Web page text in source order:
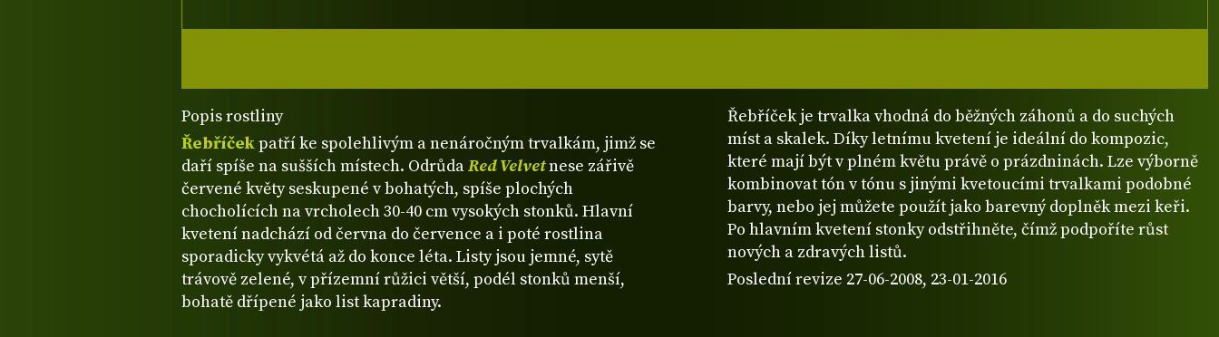
Popis rostliny
Řebříčekpatří ke spolehlivým a nenáročným trvalkám, jimž se
daří spíše na sušších místech. OdrůdaRed Velvetnese zářivě
červené květy seskupené v bohatých, spíše plochých
chocholících na vrcholech 30-40 cm vysokých stonků. Hlavní
kvetení nadchází od června do července a i poté rostlina
sporadicky vykvétá až do konce léta. Listy jsou jemné, sytě
trávově zelené, v přízemní růžici větší, podél stonků menší,
bohatě dřípené jako list kapradiny.
Řebříček je trvalka vhodná do běžných záhonů a do suchých
míst a skalek. Díky letnímu kvetení je ideální do kompozic,
které mají být v plném květu právě o prázdninách. Lze výborně
kombinovat tón v tónu s jinými kvetoucími trvalkami podobné
barvy, nebo jej můžete použít jako barevný doplněk mezi keři.
Po hlavním kvetení stonky odstřihněte, čímž podpoříte růst
nových a zdravých listů.
Poslední revize 27-06-2008, 23-01-2016